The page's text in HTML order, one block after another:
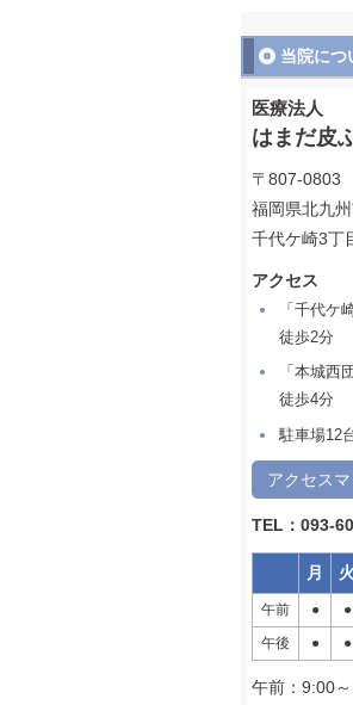
当院につ
医療法人
はまだ皮
〒807-0803
福岡県北九
千代ケ崎3丁
アクセス
「千代ケ
徒歩2分
「本城西
徒歩4分
駐車場12
アクセス
TEL：093-
月 火
午前 ● ●
午後
● ●
午前：9:00